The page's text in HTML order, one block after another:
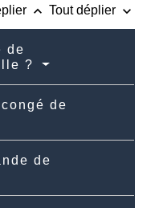
keyboard_arrow_up Tout déplier keyboard_arrow_down
de
?
de
de